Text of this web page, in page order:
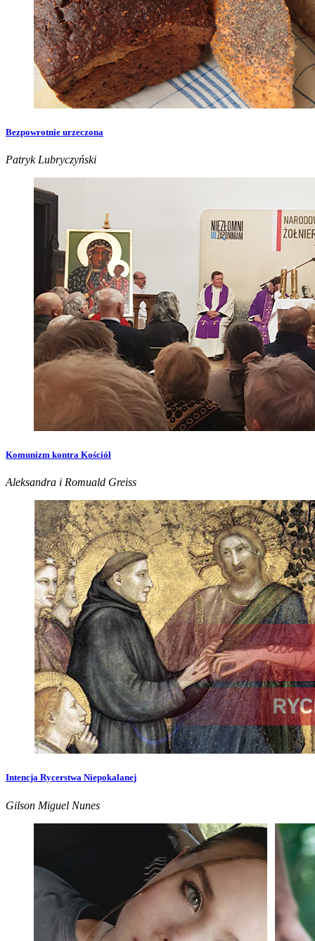
Bezpowrotnie urzeczona
Patryk Lubryczyński
Komunizm kontra Kościół
Aleksandra i Romuald Greiss
Intencja Rycerstwa Niepokalanej
Gilson Miguel Nunes